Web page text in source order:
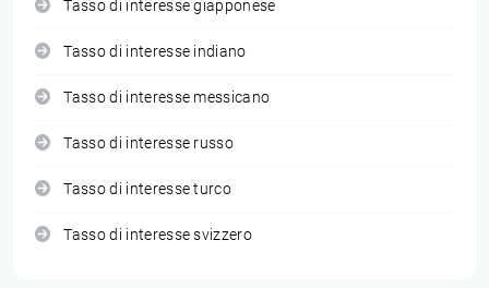
Tasso di interesse giapponese
Tasso di interesse indiano
Tasso di interesse messicano
Tasso di interesse russo
Tasso di interesse turco
Tasso di interesse svizzero